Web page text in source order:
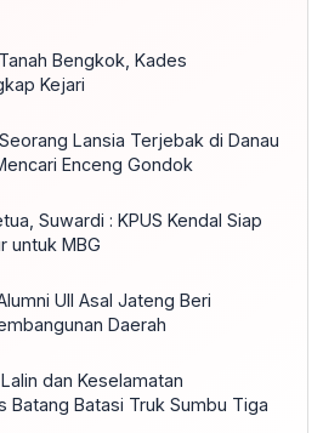
Bengkok, Kades
Kejari
Lansia Terjebak di Danau
Enceng Gondok
Suwardi : KPUS Kendal Siap
untuk MBG
UII Asal Jateng Beri
Daerah
dan Keselamatan
Batang Batasi Truk Sumbu Tiga